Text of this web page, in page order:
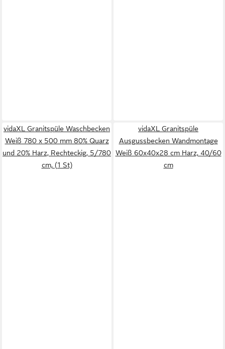
vidaXL Granitspüle Waschbecken
Weiß 780 x 500 mm 80% Quarz
und 20% Harz, Rechteckig, 5/780
cm, (1 St)
vidaXL Granitspüle
Ausgussbecken Wandmontage
Weiß 60x40x28 cm Harz, 40/60
cm